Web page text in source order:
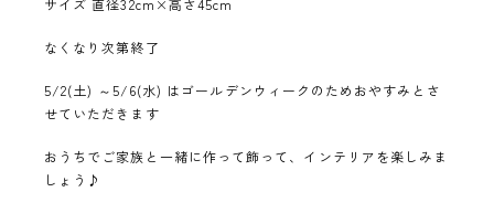
なくなり次第終了
5/2(土) ～5/6(水) はゴールデンウィークのためおやすみとさ
せていただきます
おうちでご家族と一緒に作って飾って、インテリアを楽しみま
しょう♪